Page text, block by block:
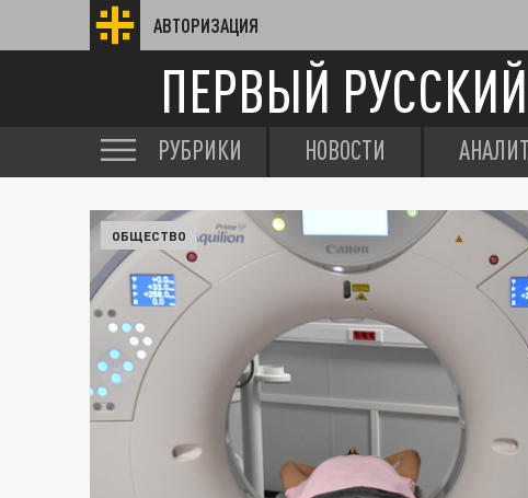
АВТОРИЗАЦИЯ
ПЕРВЫЙ РУССКИЙ
РУБРИКИ НОВОСТИ
ОБЩЕСТВО